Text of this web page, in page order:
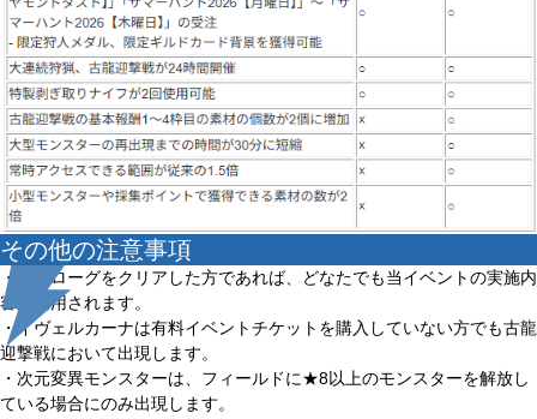
その他の注意事項
・プロローグをクリアした方であれば、どなたでも当イベントの実施内
容が適用されます。
・イヴェルカーナは有料イベントチケットを購入していない方でも古龍
迎撃戦において出現します。
・次元変異モンスターは、フィールドに★8以上のモンスターを解放し
ている場合にのみ出現します。